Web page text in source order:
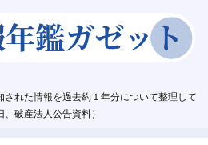
れた情報を過去約１年分について整理して
、破産法人公告資料）